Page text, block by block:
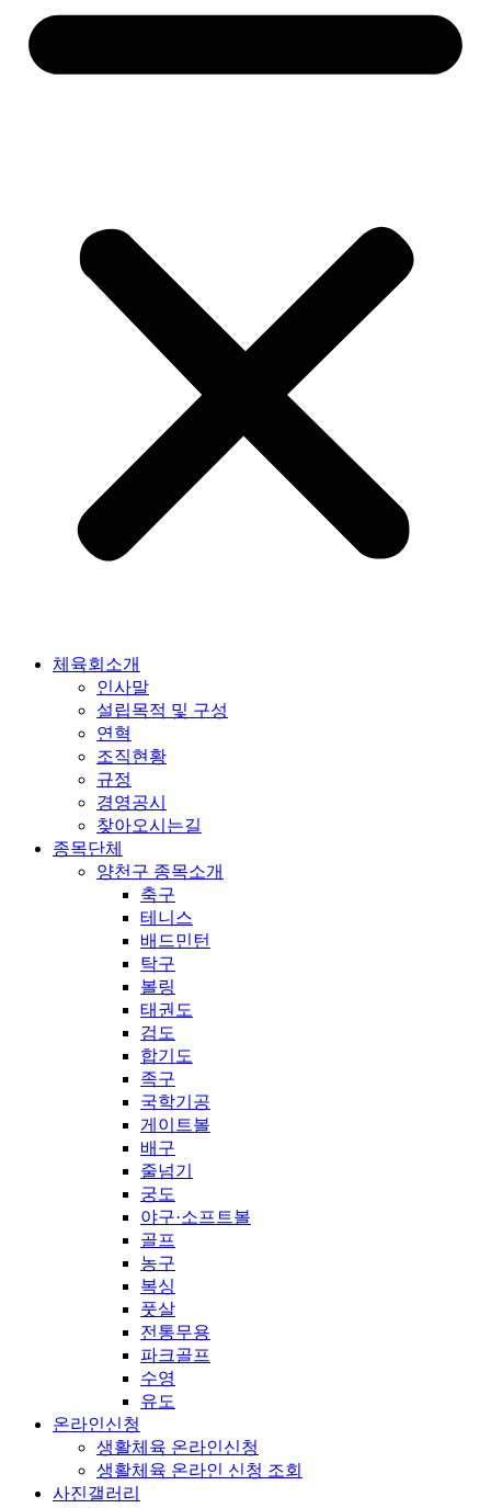
체육회소개
인사말
설립목적 및 구성
연혁
조직현황
규정
경영공시
찾아오시는길
종목단체
양천구 종목소개
축구
테니스
배드민턴
탁구
볼링
태권도
검도
합기도
족구
국학기공
게이트볼
배구
줄넘기
궁도
야구·소프트볼
골프
농구
복싱
풋살
전통무용
파크골프
수영
유도
온라인신청
생활체육 온라인신청
생활체육 온라인 신청 조회
사진갤러리